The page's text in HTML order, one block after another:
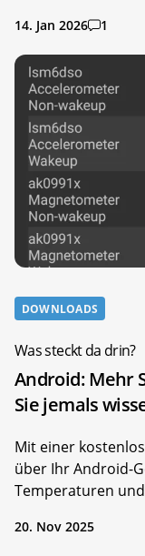
14. Jan 2026 1
DOWNLOADS
Was steckt da drin?
Android: Mehr
Sie jemals
Mit einer
über Ihr Android-
Temperaturen
20. Nov 2025